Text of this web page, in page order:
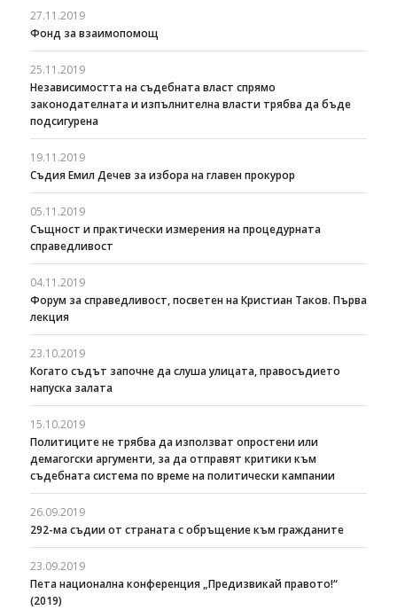
27.11.2019
Фонд за взаимопомощ
25.11.2019
Независимостта на съдебната власт спрямо
законодателната и изпълнителна власти трябва да бъде
подсигурена
19.11.2019
Съдия Емил Дечев за избора на главен прокурор
05.11.2019
Същност и практически измерения на процедурната
справедливост
04.11.2019
Форум за справедливост, посветен на Кристиан Таков. Първа
лекция
23.10.2019
Когато съдът започне да слуша улицата, правосъдието
напуска залата
15.10.2019
Политиците не трябва да използват опростени или
демагогски аргументи, за да отправят критики към
съдебната система по време на политически кампании
26.09.2019
292-ма съдии от страната с обръщение към гражданите
23.09.2019
Пета национална конференция „Предизвикай правото!“
(2019)